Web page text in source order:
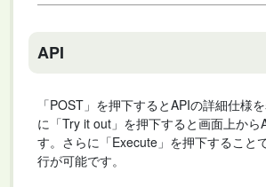
API
「POST」を押下するとAPIの詳細仕様
に「Try it out」を押下すると画面上から
す。さらに「Execute」を押下すること
行が可能です。